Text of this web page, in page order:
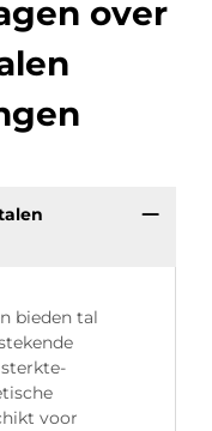
over
bieden tal
voor